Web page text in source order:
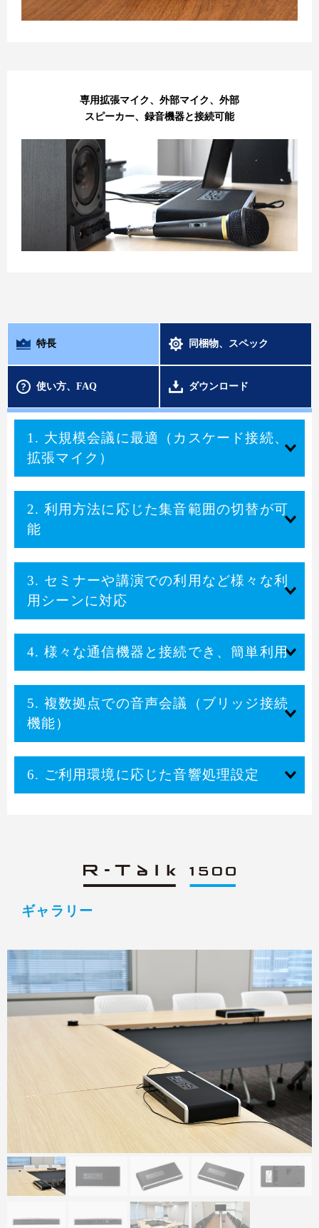
専用拡張マイク、外部マイク、外部
スピーカー、録音機器と接続可能
特長 同梱物、スペック
使い方、FAQ ダウンロード
1. 大規模会議に最適（カスケード接続、
拡張マイク）
2. 利用方法に応じた集音範囲の切替が可
能
3. セミナーや講演での利用など様々な利
用シーンに対応
4. 様々な通信機器と接続でき、簡単利用
5. 複数拠点での音声会議（ブリッジ接続
機能）
6. ご利用環境に応じた音響処理設定
ギャラリー